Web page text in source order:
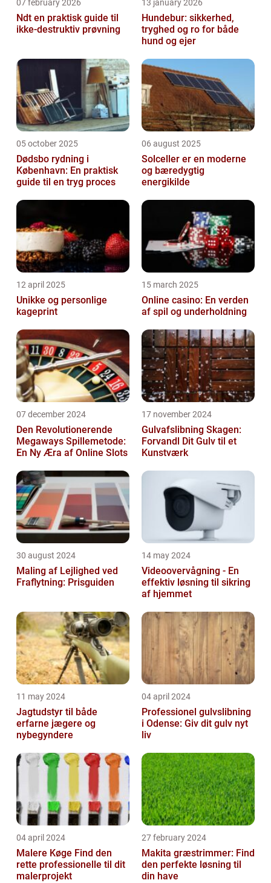
07 february 2026
Ndt en praktisk guide til
ikke-destruktiv prøvning
13 january 2026
Hundebur: sikkerhed,
tryghed og ro for både
hund og ejer
05 october 2025
Dødsbo rydning i
København: En praktisk
guide til en tryg proces
06 august 2025
Solceller er en moderne
og bæredygtig
energikilde
12 april 2025
Unikke og personlige
kageprint
15 march 2025
Online casino: En verden
af spil og underholdning
07 december 2024
Den Revolutionerende
Megaways Spillemetode:
En Ny Æra af Online Slots
17 november 2024
Gulvafslibning Skagen:
Forvandl Dit Gulv til et
Kunstværk
30 august 2024
Maling af Lejlighed ved
Fraflytning: Prisguiden
14 may 2024
Videoovervågning - En
effektiv løsning til sikring
af hjemmet
11 may 2024
Jagtudstyr til både
erfarne jægere og
nybegyndere
04 april 2024
Professionel gulvslibning
i Odense: Giv dit gulv nyt
liv
04 april 2024
Malere Køge Find den
rette professionelle til dit
malerprojekt
27 february 2024
Makita græstrimmer: Find
den perfekte løsning til
din have